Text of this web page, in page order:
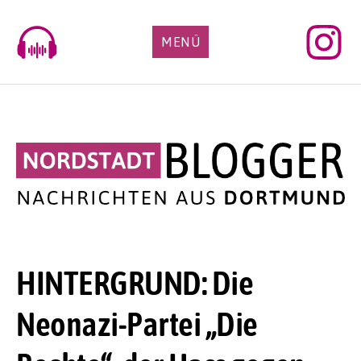
content
MENÜ
HINTERGRUND: Die
Neonazi-Partei „Die